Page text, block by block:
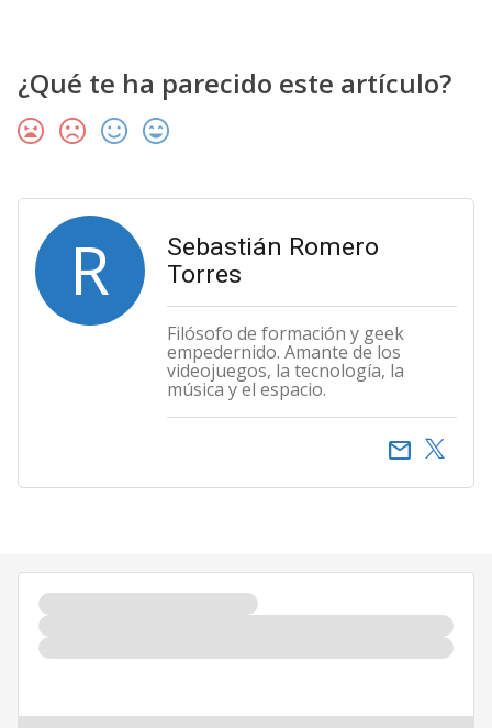
¿Qué te ha parecido este artículo?
R
Sebastián Romero
Torres
Filósofo de formación y geek
empedernido. Amante de los
videojuegos, la tecnología, la
música y el espacio.
email